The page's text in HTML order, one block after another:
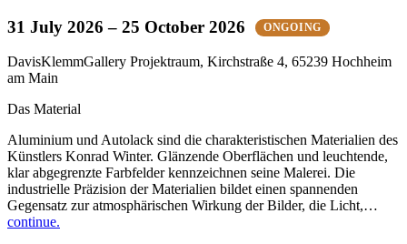
31 July 2026 – 25 October 2026 ONGOING
DavisKlemmGallery Projektraum, Kirchstraße 4, 65239 Hochheim
am Main
Das Material
Aluminium und Autolack sind die charakteristischen Materialien des
Künstlers Konrad Winter. Glänzende Oberflächen und leuchtende,
klar abgegrenzte Farbfelder kennzeichnen seine Malerei. Die
industrielle Präzision der Materialien bildet einen spannenden
Gegensatz zur atmosphärischen Wirkung der Bilder, die Licht,…
continue.